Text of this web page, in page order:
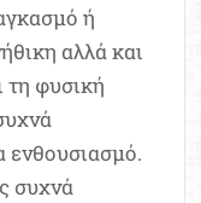
ή
αλλά και
τη φυσική
ενθουσιασμό.
συχνά